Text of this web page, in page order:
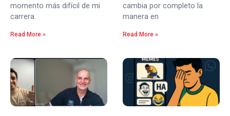
momento más difícil de mi
carrera.
Read More »
cambia por completo la
manera en
Read More »